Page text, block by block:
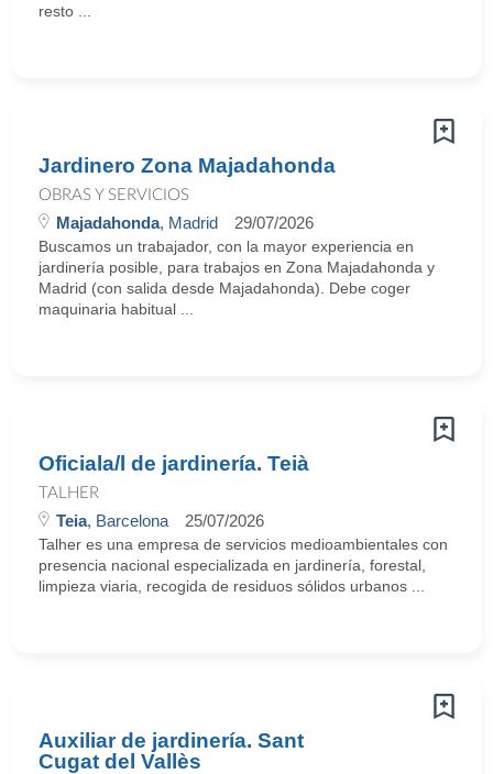
resto ...
Jardinero Zona Majadahonda
OBRAS Y SERVICIOS
Majadahonda, Madrid 29/07/2026
Buscamos un trabajador, con la mayor experiencia en
jardinería posible, para trabajos en Zona Majadahonda y
Madrid (con salida desde Majadahonda). Debe coger
maquinaria habitual ...
Oficiala/l de jardinería. Teià
TALHER
Teia, Barcelona 25/07/2026
Talher es una empresa de servicios medioambientales con
presencia nacional especializada en jardinería, forestal,
limpieza viaria, recogida de residuos sólidos urbanos ...
Auxiliar de jardinería. Sant
Cugat del Vallès